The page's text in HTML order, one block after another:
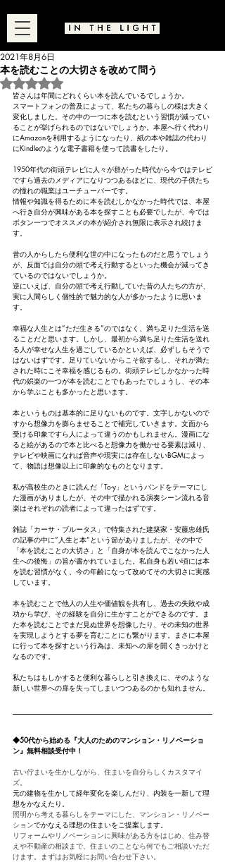
本を読むことの大切さを改めて問う
2021年8月6日
5つ星のうちNaNと評価されています。
皆さんは年間にどれくらい本を読んでいるでしょうか。
スマートフォンの普及によって、私たちの暮らしの様は大きく
変化しました。その中の一つに本を読むという習慣が減ってい
ることが挙げられるのではないでしょうか。本屋へ行く代わり
にAmazonを利用するようになったり、紙の本や雑誌の代わり
にKindleのような電子書籍を使って読書をしたり。
1950年代の街頭テレビに人々が群がった時代から今ではテレビ
ですら過去のメディアになりつつあるほどに、現代の子供たち
の憧れの職業はユーチューバーです。
情報や知識を得るために本を読むしかなかった時代では、本屋
へ行き自分が興味がある本を探すことも必要でしたが、今では
ボタン一つでオススメの本が紹介され無限に表示され続けま
す。
昔の人からしたら便利な世の中になったものだと思うでしょう
が、反面では自分の頭で考え行動するといった機会が減ってき
ているのではないでしょうか。
逆にいえば、自分の頭で考え行動していた昔の人たちの方が、
実に人間らしく個性的で魅力的な人が多かったように思いま
す。
幸福な人生とは”ただ生きる”のではなく、満ち足りた生活を送
ることだと思います。しかし、最初から満ち足りた生活を送れ
る人が幸せな人生を過ごしているかといえば、必ずしもそうで
はないはずです。足りていないからこそ欲するし、それが満た
された時にこそ幸福を感じるもの。街頭テレビしかなかった時
代の娯楽の一つが本を読むことでもあったでしょうし、その本
から学ぶことも多かったと思います。
本というものは基本的に足りないものです。文字しかないので
すから想像力を膨らませることで補完していきます。文面から
受ける印象ですら人によって違うのかもしれません。漫画にな
ると絵があるので本と比べると想像力を働かせる要素は減り、
テレビや映画になれば音声や現実には存在しないBGMによっ
て、物語は想像以上に印象的なものとなります。
私が高校生のときに読んだ「To-y」というバンドをテーマにし
た漫画がありましたが、その中で描かれる演奏シーン流れる音
楽はそれぞれの読者によって違ったはずです。
雑誌「カーサ・ブルータス」で特集された建築家・安藤忠雄氏
の記事の中に”人生と本”という節がありましたが、その中で
「本を読むことの大切さ」と「自身が本を読んでこなかった人
生への後悔」の旨が書かれていました。私自身も若い頃には本
を読む習慣がなく、今の年齢になって改めてその大切さに実感
しています。
本を読むことで他人の人生や価値観を共有し、過去の失敗や成
功から学び、その経験を自分に生かすことができるのです。ま
た本を読むことでまだ見ぬ世界を想像したり、その未知の世界
を実現しようとする夢を育むことにも繋がります。まさに本屋
に行って本を探すという行為は、未知への扉を開くきっかけと
なるのです。
私たちはもしかすると便利な暮らしと引き換えに、そのような
新しい世界への扉を失ってしまいつつあるのかも知れません。
◆50代から始める『大人のためのマンション・リノベーショ
ン』無料相談受付中！
古い佇まいを生かしながら、住まいを自分らしくカスタマイ
ズ。
元の建物を生かして経年変化を楽しんだり、内装を一新して理
想をかなえたり。
照明から考える暮らしをテーマにした、マンション・リノベー
ションでかなえる理想の住まいをご提案します。
リフォームやリノベーションに興味がある方をはじめ、住み替
えや不動産の相談まで、住まいのことなら何でもご相談いただ
けます。まずはお気軽にお問い合わせ下さい。